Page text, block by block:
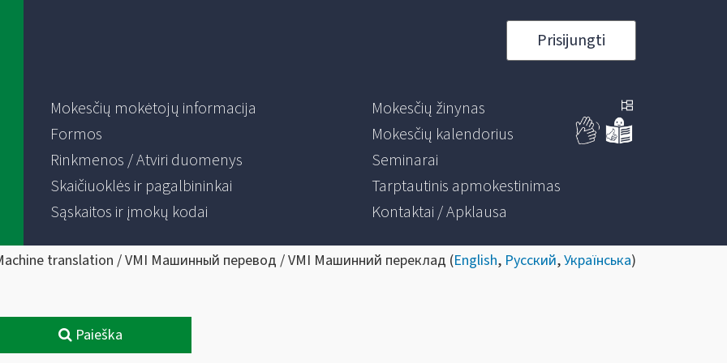
Prisijungti
Mokesčių mokėtojų informacija
Formos
Rinkmenos / Atviri duomenys
Skaičiuoklės ir pagalbininkai
Sąskaitos ir įmokų kodai
Mokesčių žinynas
Mokesčių kalendorius
Seminarai
Tarptautinis apmokestinimas
Kontaktai / Apklausa
translation / VMI Машинный перевод / VMI Машинний переклад (English, Русский,Українська)
Paieška